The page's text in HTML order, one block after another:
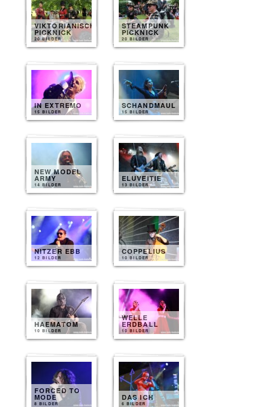
VIKTORIANISCHES
PICKNICK
20 BILDER
STEAMPUNK
PICKNICK
20 BILDER
IN EXTREMO
15 BILDER
SCHANDMAUL
15 BILDER
NEW MODEL
ARMY
14 BILDER
ELUVEITIE
13 BILDER
NITZER EBB
12 BILDER
COPPELIUS
10 BILDER
HAEMATOM
10 BILDER
WELLE
ERDBALL
10 BILDER
FORCED TO
MODE
8 BILDER
DAS ICH
6 BILDER